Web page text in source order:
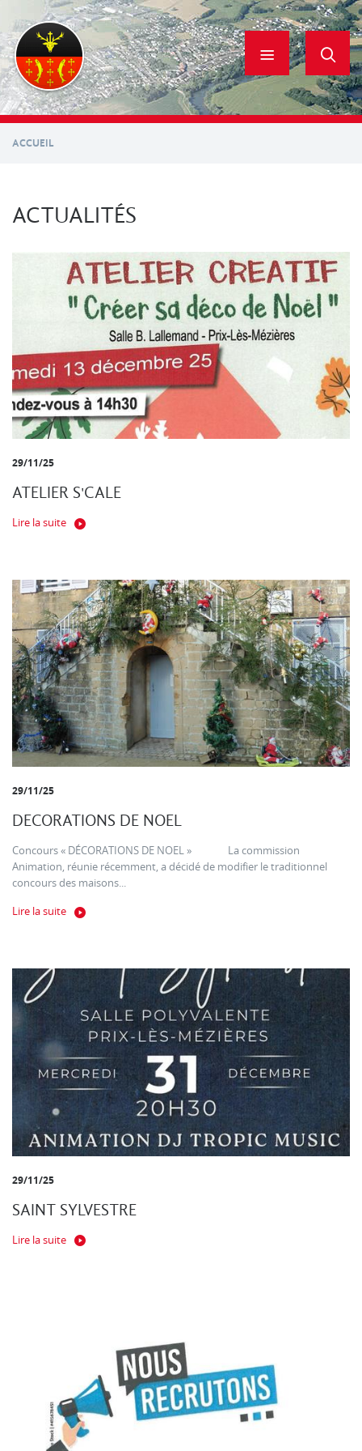
contenu
principal
ACCUEIL
ACTUALITÉS
29/11/25
ATELIER S'CALE
Lire la suite
29/11/25
DECORATIONS DE NOEL
Concours « DÉCORATIONS DE NOEL » La commission
Animation, réunie récemment, a décidé de modifier le traditionnel
concours des maisons...
Lire la suite
29/11/25
SAINT SYLVESTRE
Lire la suite